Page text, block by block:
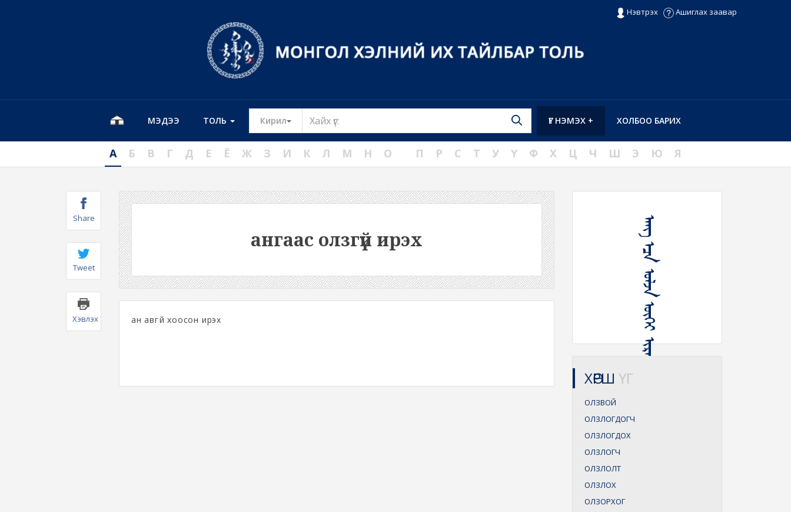
Нэвтрэх Ашиглах заавар
МЭДЭЭ ТОЛЬ Кирил Toggle Dropdown ХОЛБОО БАРИХ
ҮГ НЭМЭХ +
А Б В Г Д Е Ё Ж З И К Л М Н О П Р С Т У Ү Ф Х Ц Ч Ш Э Ю Я
Share
Tweet
Хэвлэх
ангаас олзгүй ирэх
ан авгүй хоосон ирэх ᠠᠩ ᠡᠴᠡ ᠣᠯᠵᠠ ᠦᠭᠡᠢ ᠢᠷᠡᠬᠦ
ХӨРШ ҮГ
ОЛЗВОЙ
ОЛЗЛОГДОГЧ
ОЛЗЛОГДОХ
ОЛЗЛОГЧ
ОЛЗЛОЛТ
ОЛЗЛОХ
ОЛЗОРХОГ